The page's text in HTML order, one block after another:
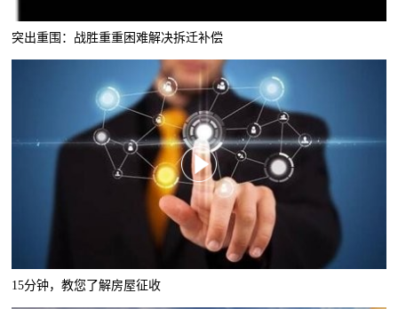
突出重围：战胜重重困难解决拆迁补偿
15分钟，教您了解房屋征收